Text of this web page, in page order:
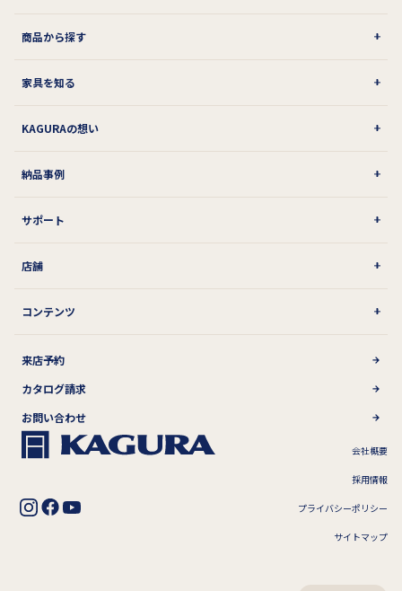
商品から探す
家具を知る
KAGURAの想い
納品事例
サポート
店舗
コンテンツ
来店予約
カタログ請求
お問い合わせ
会社概要
採用情報
プライバシーポリシー
サイトマップ